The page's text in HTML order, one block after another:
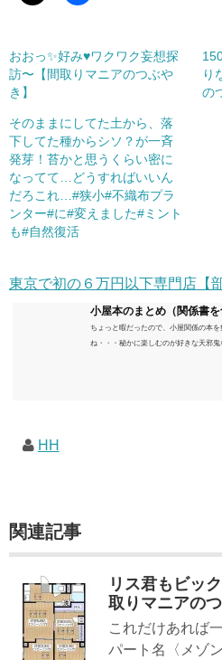
おおっ✨好み♥ワクワク妄想探
訪〜【間取りマニアのつぶや
き】
り
の
そのままにしてた土から、落
下してた種からシソ？が一斉
発芽！苔かと思うくらい密に
なってて…どうすればいいん
だろこれ…#狭小#不織布プラ
ンター#に#変えました#ミント
も#自然復活
東京で初の６万円以下専門店【
小屋本のまとめ（関係書を
ちょっと暇だったので、小屋関係の本
ね・・・秘かに楽しむのが好きな天邪
HH
関連記事
リス君もビッ
取りマニアのつ
これだけあれば
パート名〈メゾ